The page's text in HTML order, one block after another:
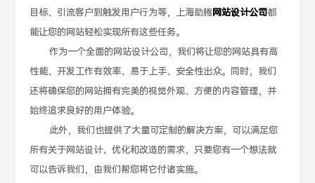
目标、引流客户到触发用户行为等，上海助腾网站设计公司都
能让您的网站轻松实现所有这些任务。
作为一个全面的网站设计公司，我们将让您的网站具有高
性能、开发工作有效率、易于上手、安全性出众。同时，我们
还将确保您的网站拥有完美的视觉外观、方便的内容管理，并
始终追求良好的用户体验。
此外，我们也提供了大量可定制的解决方案，可以满足您
所有关于网站设计、优化和改造的需求，只要您有一个想法就
可以告诉我们，由我们帮您将它付诸实施。